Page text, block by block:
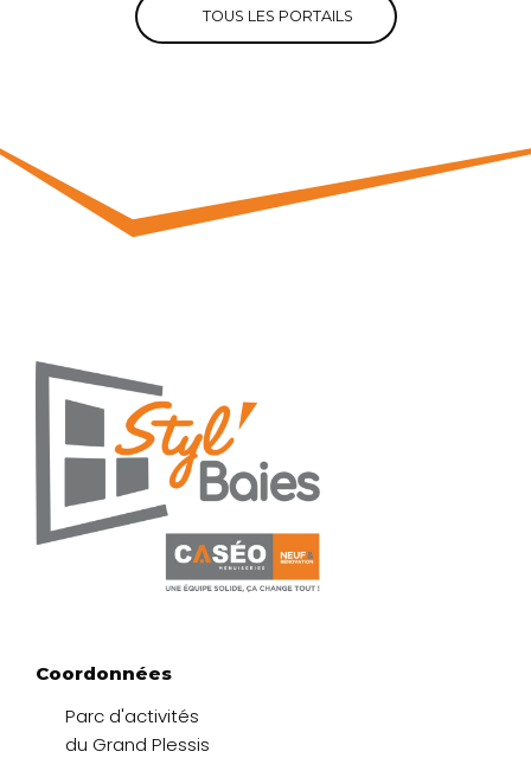
TOUS LES PORTAILS
Coordonnées
Parc d'activités
du Grand Plessis